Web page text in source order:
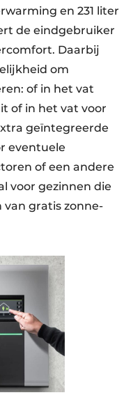
en 231 liter
de eindgebruiker
Daarbij
om
of in het vat
of in het vat voor
geïntegreerde
eventuele
of een andere
voor gezinnen die
gratis zonne-